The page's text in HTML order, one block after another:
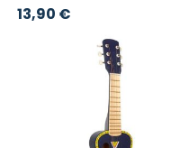
13,90 €